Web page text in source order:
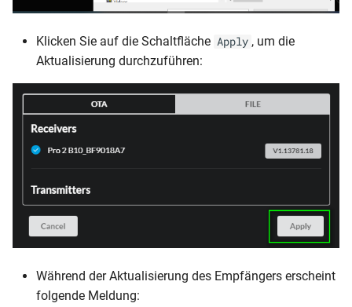
Klicken Sie auf die Schaltfläche Apply , um die
Aktualisierung durchzuführen:
Während der Aktualisierung des Empfängers erscheint
folgende Meldung: